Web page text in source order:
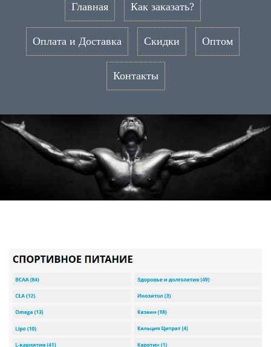
Главная Как заказать?
Оплата и Доставка Скидки Оптом
Контакты